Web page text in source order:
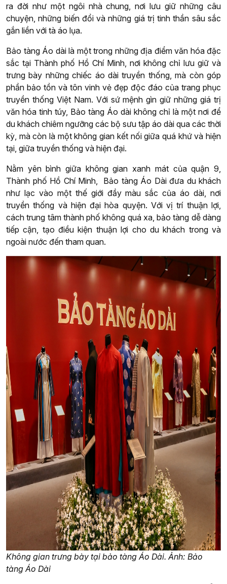
ra đời như một ngôi nhà chung, nơi lưu giữ những câu
chuyện, những biến đổi và những giá trị tinh thần sâu sắc
gắn liền với tà áo lụa.
Bảo tàng Áo dài là một trong những địa điểm văn hóa đặc
sắc tại Thành phố Hồ Chí Minh, nơi không chỉ lưu giữ và
trưng bày những chiếc áo dài truyền thống, mà còn góp
phần bảo tồn và tôn vinh vẻ đẹp độc đáo của trang phục
truyền thống Việt Nam. Với sứ mệnh gìn giữ những giá trị
văn hóa tinh túy, Bảo tàng Áo dài không chỉ là một nơi để
du khách chiêm ngưỡng các bộ sưu tập áo dài qua các thời
kỳ, mà còn là một không gian kết nối giữa quá khứ và hiện
tại, giữa truyền thống và hiện đại.
Nằm yên bình giữa không gian xanh mát của quận 9,
Thành phố Hồ Chí Minh, Bảo tàng Áo Dài đưa du khách
như lạc vào một thế giới đầy màu sắc của áo dài, nơi
truyền thống và hiện đại hòa quyện. Với vị trí thuận lợi,
cách trung tâm thành phố không quá xa, bảo tàng dễ dàng
tiếp cận, tạo điều kiện thuận lợi cho du khách trong và
ngoài nước đến tham quan.
Không gian trưng bày tại bảo tàng Áo Dài. Ảnh: Bảo
tàng Áo Dài